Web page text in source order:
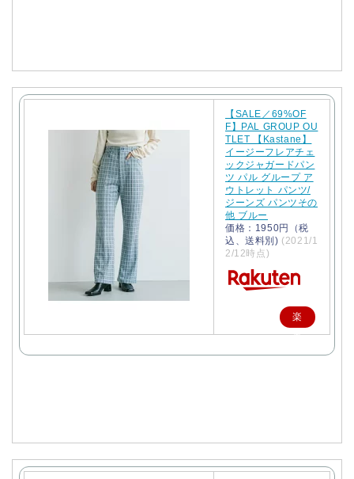
【SALE／69%OF
F】PAL GROUP OU
TLET 【Kastane】
イージーフレアチェ
ックジャガードパン
ツ パル グループ ア
ウトレット パンツ/
ジーンズ パンツその
他 ブルー
価格：1950円（税
込、送料別) (2021/1
2/12時点)
楽
天